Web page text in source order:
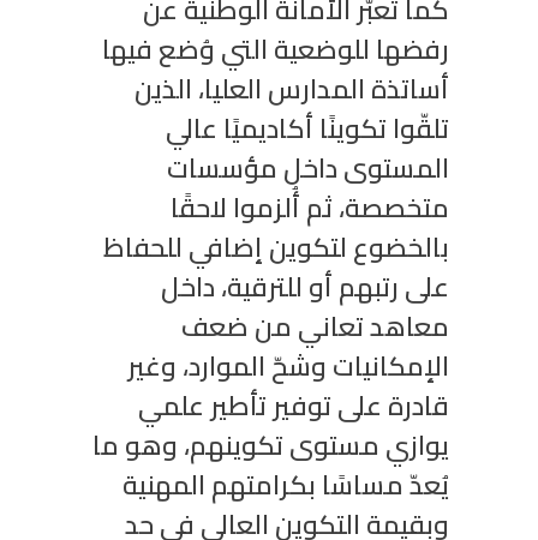
رفضها للوضعية التي وُضع فيها
أساتذة المدارس العليا، الذين
تلقّوا تكوينًا أكاديميًا عالي
المستوى داخل مؤسسات
متخصصة، ثم أُلزموا لاحقًا
بالخضوع لتكوين إضافي للحفاظ
على رتبهم أو للترقية، داخل
معاهد تعاني من ضعف
الإمكانيات وشحّ الموارد، وغير
قادرة على توفير تأطير علمي
يوازي مستوى تكوينهم، وهو ما
يُعدّ مساسًا بكرامتهم المهنية
وبقيمة التكوين العالي في حد